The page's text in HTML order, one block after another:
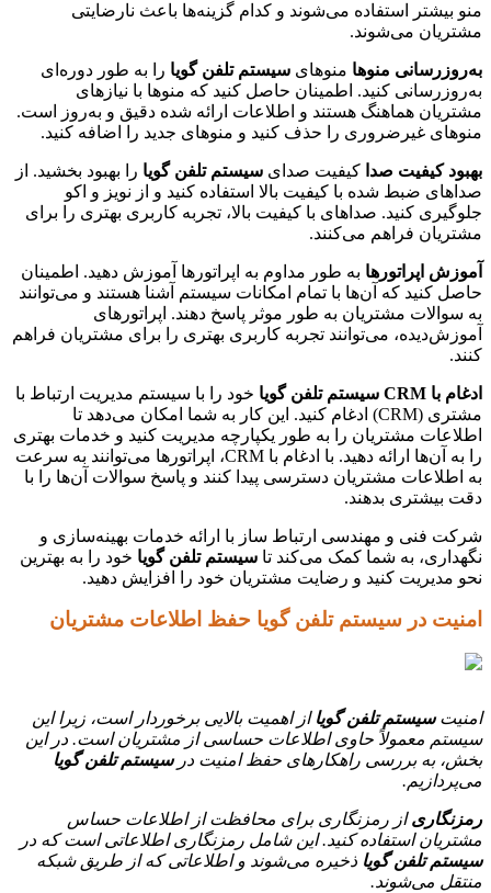
منو بیشتر استفاده می‌شوند و کدام گزینه‌ها باعث نارضایتی
مشتریان می‌شوند.
به‌روزرسانی منوها منوهای سیستم تلفن گویا را به طور دوره‌ای
به‌روزرسانی کنید. اطمینان حاصل کنید که منوها با نیازهای
مشتریان هماهنگ هستند و اطلاعات ارائه شده دقیق و به‌روز است.
منوهای غیرضروری را حذف کنید و منوهای جدید را اضافه کنید.
بهبود کیفیت صدا کیفیت صدای سیستم تلفن گویا را بهبود بخشید. از
صداهای ضبط شده با کیفیت بالا استفاده کنید و از نویز و اکو
جلوگیری کنید. صداهای با کیفیت بالا، تجربه کاربری بهتری را برای
مشتریان فراهم می‌کنند.
آموزش اپراتورها به طور مداوم به اپراتورها آموزش دهید. اطمینان
حاصل کنید که آن‌ها با تمام امکانات سیستم آشنا هستند و می‌توانند
به سوالات مشتریان به طور موثر پاسخ دهند. اپراتورهای
آموزش‌دیده، می‌توانند تجربه کاربری بهتری را برای مشتریان فراهم
کنند.
ادغام با CRM سیستم تلفن گویا خود را با سیستم مدیریت ارتباط با
مشتری (CRM) ادغام کنید. این کار به شما امکان می‌دهد تا
اطلاعات مشتریان را به طور یکپارچه مدیریت کنید و خدمات بهتری
را به آن‌ها ارائه دهید. با ادغام با CRM، اپراتورها می‌توانند به سرعت
به اطلاعات مشتریان دسترسی پیدا کنند و پاسخ سوالات آن‌ها را با
دقت بیشتری بدهند.
شرکت فنی و مهندسی ارتباط ساز با ارائه خدمات بهینه‌سازی و
نگهداری، به شما کمک می‌کند تا سیستم تلفن گویا خود را به بهترین
نحو مدیریت کنید و رضایت مشتریان خود را افزایش دهید.
امنیت در سیستم تلفن گویا حفظ اطلاعات مشتریان
امنیتسیستم تلفن گویا از اهمیت بالایی برخوردار است، زیرا این
سیستم معمولاً حاوی اطلاعات حساسی از مشتریان است. در این
بخش، به بررسی راهکارهای حفظ امنیت درسیستم تلفن گویا
می‌پردازیم.
رمزنگاریاز رمزنگاری برای محافظت از اطلاعات حساس
مشتریان استفاده کنید. این شامل رمزنگاری اطلاعاتی است که در
سیستم تلفن گویا ذخیره می‌شوند و اطلاعاتی که از طریق شبکه
منتقل می‌شوند.